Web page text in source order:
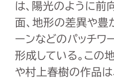
は、陽光のように前
面、地形の差異や豊
ーンなどのパッチワ
形成している。この
や村上春樹の作品は